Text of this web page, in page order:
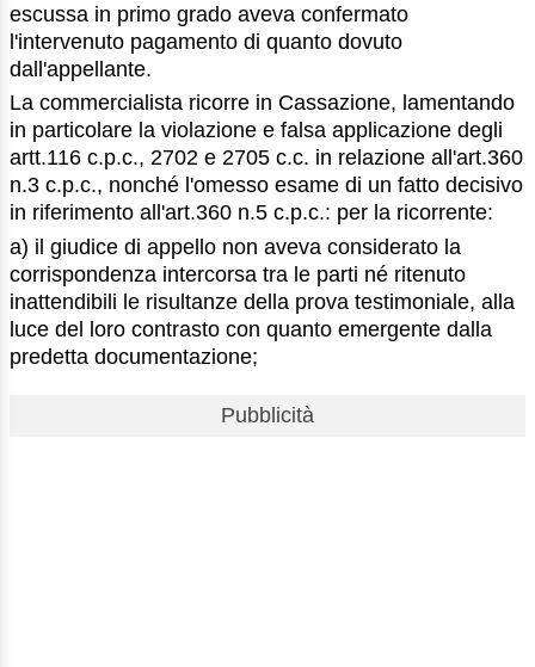
escussa in primo grado aveva confermato
l'intervenuto pagamento di quanto dovuto
dall'appellante.
La commercialista ricorre in Cassazione, lamentando
in particolare la violazione e falsa applicazione degli
artt.116 c.p.c., 2702 e 2705 c.c. in relazione all'art.360
n.3 c.p.c., nonché l'omesso esame di un fatto decisivo
in riferimento all'art.360 n.5 c.p.c.: per la ricorrente:
a) il giudice di appello non aveva considerato la
corrispondenza intercorsa tra le parti né ritenuto
inattendibili le risultanze della prova testimoniale, alla
luce del loro contrasto con quanto emergente dalla
predetta documentazione;
Pubblicità